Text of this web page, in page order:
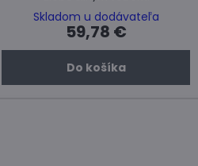
Skladom u dodávateľa
59,78 €
Do košíka